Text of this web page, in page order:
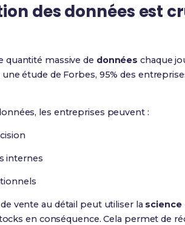
des données est
quantité massive de données chaque
étude de Forbes, 95% des
les entreprises peuvent :
internes
vente au détail peut utiliser la science
en conséquence. Cela permet de